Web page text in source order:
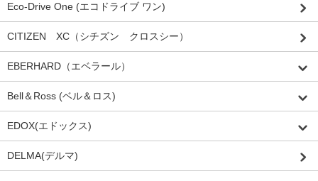
Eco-Drive One (エコドライブ ワン)
CITIZEN XC（シチズン クロスシー）
EBERHARD（エベラール）
Bell＆Ross (ベル＆ロス)
EDOX(エドックス)
DELMA(デルマ)